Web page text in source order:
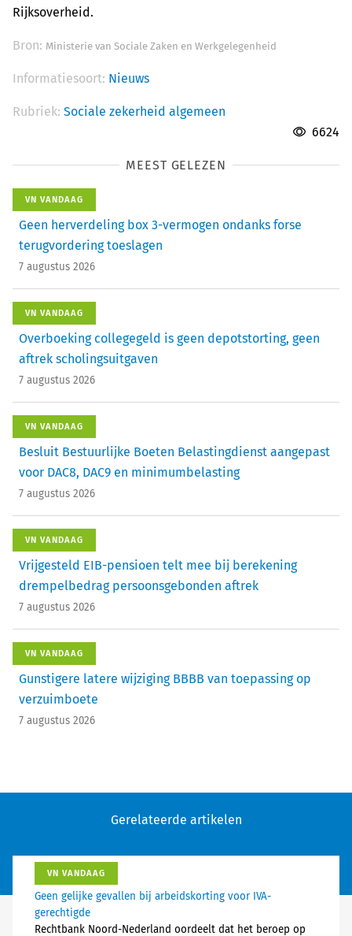
Rijksoverheid.
Bron: Ministerie van Sociale Zaken en Werkgelegenheid
Informatiesoort: Nieuws
Rubriek: Sociale zekerheid algemeen
6624
MEEST GELEZEN
VN VANDAAG
Geen herverdeling box 3-vermogen ondanks forse
terugvordering toeslagen
7 augustus 2026
VN VANDAAG
Overboeking collegegeld is geen depotstorting, geen
aftrek scholingsuitgaven
7 augustus 2026
VN VANDAAG
Besluit Bestuurlijke Boeten Belastingdienst aangepast
voor DAC8, DAC9 en minimumbelasting
7 augustus 2026
VN VANDAAG
Vrijgesteld EIB-pensioen telt mee bij berekening
drempelbedrag persoonsgebonden aftrek
7 augustus 2026
VN VANDAAG
Gunstigere latere wijziging BBBB van toepassing op
verzuimboete
7 augustus 2026
Gerelateerde artikelen
VN VANDAAG
Geen gelijke gevallen bij arbeidskorting voor IVA-
gerechtigde
Rechtbank Noord-Nederland oordeelt dat het beroep op